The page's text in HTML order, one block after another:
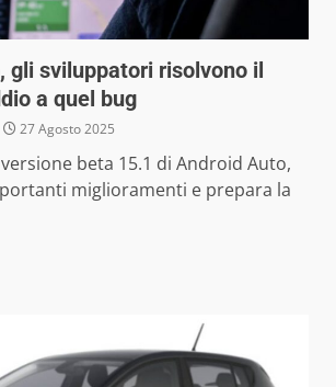
gli sviluppatori risolvono il
a quel bug
27 Agosto 2025
beta 15.1 di Android Auto,
miglioramenti e prepara la